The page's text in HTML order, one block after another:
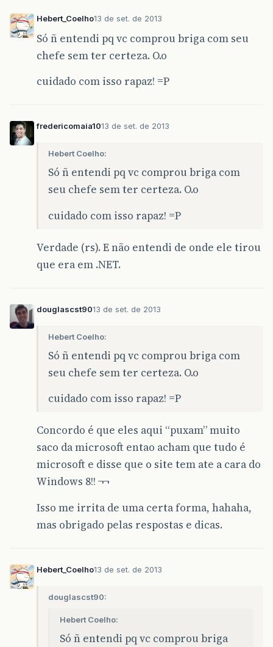
Hebert_Coelho13 de set. de 2013
Só ñ entendi pq vc comprou briga com seu
chefe sem ter certeza. O.o
cuidado com isso rapaz! =P
fredericomaia1013 de set. de 2013
Hebert Coelho:
Só ñ entendi pq vc comprou briga com
seu chefe sem ter certeza. O.o
cuidado com isso rapaz! =P
Verdade (rs). E não entendi de onde ele tirou
que era em .NET.
douglascst9013 de set. de 2013
Hebert Coelho:
Só ñ entendi pq vc comprou briga com
seu chefe sem ter certeza. O.o
cuidado com isso rapaz! =P
Concordo é que eles aqui “puxam” muito
saco da microsoft entao acham que tudo é
microsoft e disse que o site tem ate a cara do
Windows 8!! ¬¬
Isso me irrita de uma certa forma, hahaha,
mas obrigado pelas respostas e dicas.
Hebert_Coelho13 de set. de 2013
douglascst90:
Hebert Coelho:
Só ñ entendi pq vc comprou briga